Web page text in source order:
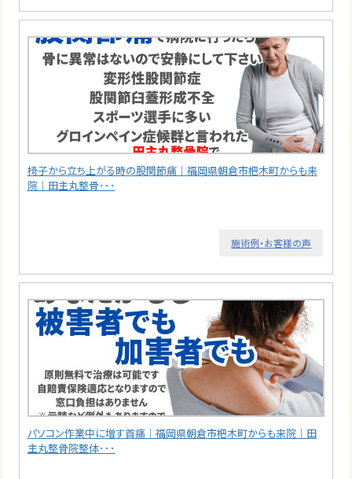
椅子から立ち上がる時の股関節痛｜福岡県朝倉市杷木町からも来
院｜田主丸整骨･･･
施術例・お客様の声
パソコン作業中に増す首痛｜福岡県朝倉市杷木町からも来院｜田
主丸整骨院整体･･･